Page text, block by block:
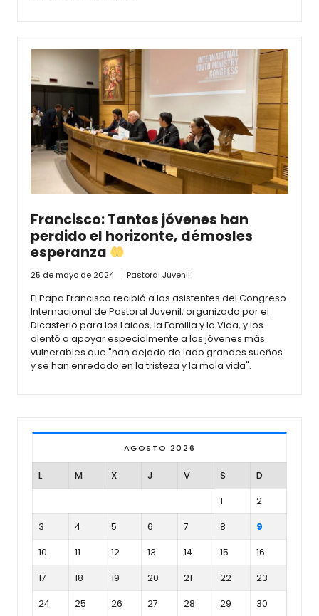
Francisco: Tantos jóvenes han
perdido el horizonte, démosles
esperanza
25 de mayo de 2024 Pastoral Juvenil
El Papa Francisco recibió a los asistentes del Congreso
Internacional de Pastoral Juvenil, organizado por el
Dicasterio para los Laicos, la Familia y la Vida, y los
alentó a apoyar especialmente a los jóvenes más
vulnerables que "han dejado de lado grandes sueños
y se han enredado en la tristeza y la mala vida".
AGOSTO 2026
L M X J V S D
1 2
3 4 5 6 7 8 9
10 11 12 13 14 15 16
17 18 19 20 21 22 23
24 25 26 27 28 29 30